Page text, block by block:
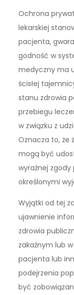
Ochrona
lekarskiej
pacjenta,
godność w
medyczny ma
ścisłej
stanu zdrowia
przebiegu
w związku z
Oznacza to, że
mogą być
wyraźnej
określonymi
Wyjątki od tej
ujawnienie
zdrowia
zakaźnym lub
pacjenta lub
podejrzenia
być